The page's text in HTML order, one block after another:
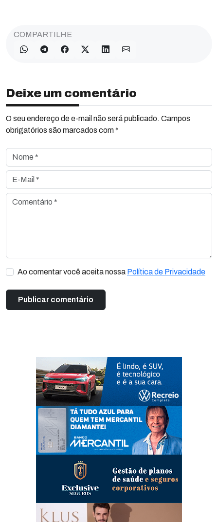
COMPARTILHE
Deixe um comentário
O seu endereço de e-mail não será publicado. Campos
obrigatórios são marcados com *
Nome *
E-Mail *
Comentário *
Ao comentar você aceita nossa Política de Privacidade